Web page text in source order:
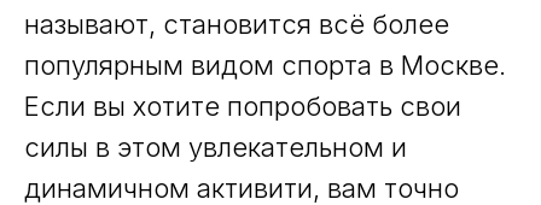
называют, становится всё более
популярным видом спорта в Москве.
Если вы хотите попробовать свои
силы в этом увлекательном и
динамичном активити, вам точно